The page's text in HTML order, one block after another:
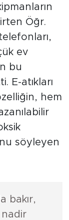
Öğr.
ev
bu
E-atıkları
hem
söyleyen
bakır,
nadir